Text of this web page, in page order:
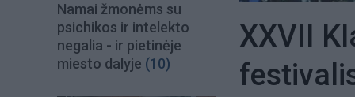
Namai žmonėms su
psichikos ir intelekto
negalia - ir pietinėje
miesto dalyje (10)
XXVII